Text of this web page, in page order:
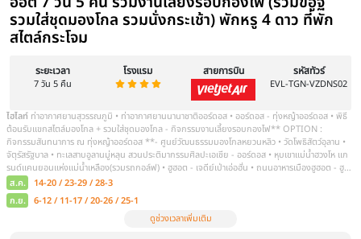
ทัวร์มองโกเลียใน ขี่อูฐตะลุยทะเลทราย
ซาวาน ทุ่งหญ้าออร์ดอส อุทยานภูเขาไ
5 คืน สวมชุดพื้นเมือง รวมกระเช้า รว
รวมชุดอวกาศ (พักกระโจมสไตล์มองโ
ระยะเวลา
6 วัน 5 คืน